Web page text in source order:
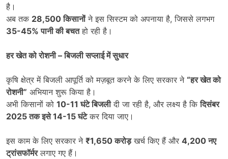
है।
अब तक 28,500किसानोंने इस सिस्टम को अपनाया है, जिससे लगभग
35-45%पानी की बचतहो रही है।
हर खेत को रोशनी–बिजली सप्लाई में सुधार
कृषि क्षेत्र में बिजली आपूर्ति को मज़बूत करने के लिए सरकार ने “हर खेत को
रोशनी” अभियान शुरू किया है।
अभी किसानों को 10-11घंटे बिजलीदी जा रही है, और लक्ष्य है किदिसंबर
2025तक इसे14-15घंटेकर दिया जाए।
इस काम के लिए सरकार ने ₹1,650करोड़खर्च किए हैं और 4,200नए
ट्रांसफॉर्मरलगाए गए हैं।